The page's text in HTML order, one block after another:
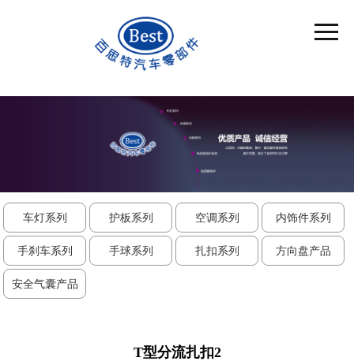
车灯系列 护板系列 空调系列 内饰件系列
手刹车系列 手球系列 扎扣系列 方向盘产品
安全气囊产品
T型分流扎扣2